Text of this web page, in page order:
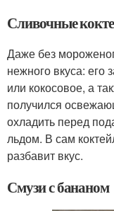
Сливочные
Даже без
нежного вкуса:
или кокосовое, а
получился
охладить перед
льдом. В сам
разбавит вкус.
Смузи с бананом